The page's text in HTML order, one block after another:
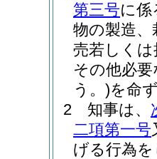
第三号に係
物の製造、
売若しく
その他必
う。)を命
2
知事は、
二項第一号
げる行為